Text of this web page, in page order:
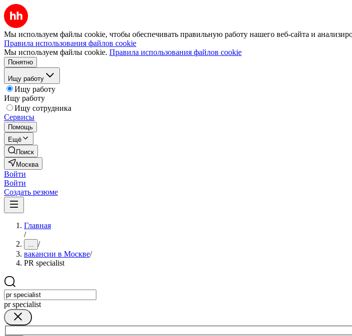
Мы используем файлы cookie, чтобы обеспечивать правильную работу нашего веб-сайта и
Правила использования файлов cookie
Мы используем файлы cookie. Правила использования файлов cookie
Понятно
Ищу работу
Ищу работу
Ищу работу
Ищу сотрудника
Сервисы
Помощь
Ещё
Поиск
Москва
Войти
Войти
Создать резюме
Главная
/
... /
вакансии в Москве/
PR specialist
pr specialist